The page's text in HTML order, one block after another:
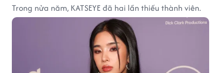
Trong nửa năm, KATSEYE đã hai lần thiếu thành viên.